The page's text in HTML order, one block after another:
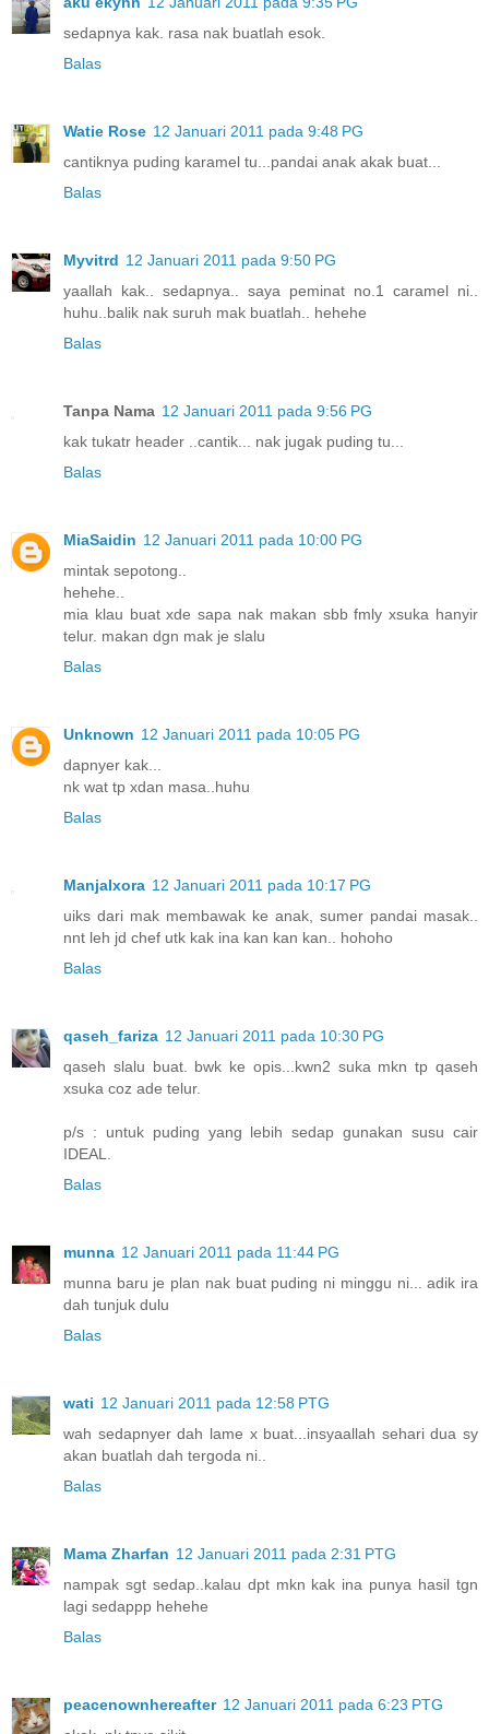
sedapnya kak. rasa nak buatlah esok.
Balas
Watie Rose 12 Januari 2011 pada 9:48 PG
cantiknya puding karamel tu...pandai anak akak buat...
Balas
Myvitrd 12 Januari 2011 pada 9:50 PG
yaallah kak.. sedapnya.. saya peminat no.1 caramel ni..
huhu..balik nak suruh mak buatlah.. hehehe
Balas
Tanpa Nama 12 Januari 2011 pada 9:56 PG
kak tukatr header ..cantik... nak jugak puding tu...
Balas
MiaSaidin 12 Januari 2011 pada 10:00 PG
mintak sepotong..
hehehe..
mia klau buat xde sapa nak makan sbb fmly xsuka hanyir
telur. makan dgn mak je slalu
Balas
Unknown 12 Januari 2011 pada 10:05 PG
dapnyer kak...
nk wat tp xdan masa..huhu
Balas
ManjaIxora 12 Januari 2011 pada 10:17 PG
uiks dari mak membawak ke anak, sumer pandai masak..
nnt leh jd chef utk kak ina kan kan kan.. hohoho
Balas
qaseh_fariza 12 Januari 2011 pada 10:30 PG
qaseh slalu buat. bwk ke opis...kwn2 suka mkn tp qaseh
xsuka coz ade telur.
p/s : untuk puding yang lebih sedap gunakan susu cair
IDEAL.
Balas
munna 12 Januari 2011 pada 11:44 PG
munna baru je plan nak buat puding ni minggu ni... adik ira
dah tunjuk dulu
Balas
wati 12 Januari 2011 pada 12:58 PTG
wah sedapnyer dah lame x buat...insyaallah sehari dua sy
akan buatlah dah tergoda ni..
Balas
Mama Zharfan 12 Januari 2011 pada 2:31 PTG
nampak sgt sedap..kalau dpt mkn kak ina punya hasil tgn
lagi sedappp hehehe
Balas
peacenownhereafter 12 Januari 2011 pada 6:23 PTG